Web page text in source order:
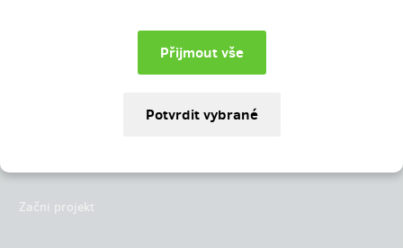
Začni projekt